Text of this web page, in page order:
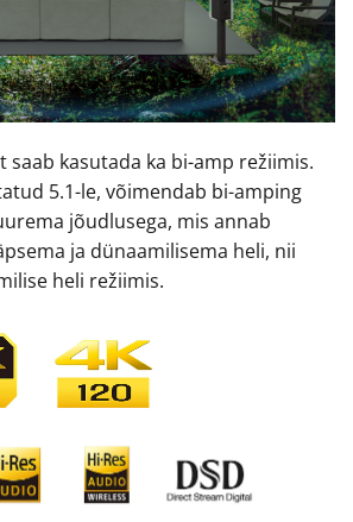
saab kasutada ka bi-amp režiimis.
5.1-le, võimendab bi-amping
jõudlusega, mis annab
ja dünaamilisema heli, nii
heli režiimis.